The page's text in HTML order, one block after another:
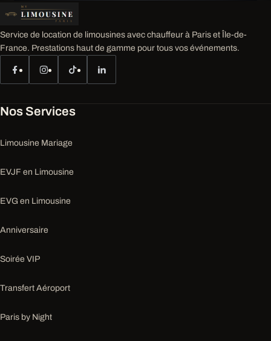
Service de location de limousines avec chauffeur à Paris et Île-de-
France. Prestations haut de gamme pour tous vos événements.
Nos Services
Limousine Mariage
EVJF en Limousine
EVG en Limousine
Anniversaire
Soirée VIP
Transfert Aéroport
Paris by Night